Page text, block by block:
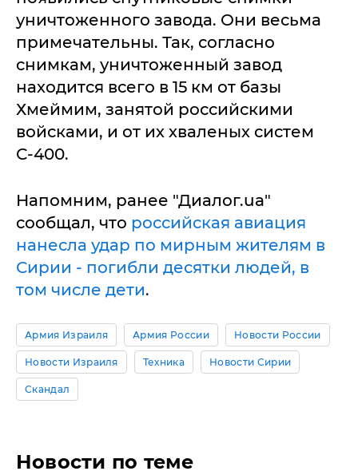
уничтоженного завода. Они весьма
примечательны. Так, согласно
снимкам, уничтоженный завод
находится всего в 15 км от базы
Хмеймим, занятой российскими
войсками, и от их хваленых систем
С-400.
Напомним, ранее "Диалог.ua"
сообщал, что российская авиация
нанесла удар по мирным жителям в
Сирии - погибли десятки людей, в
том числе дети.
Армия Израиля Армия России Новости России
Новости Израиля Техника Новости Сирии
Скандал
Новости по теме